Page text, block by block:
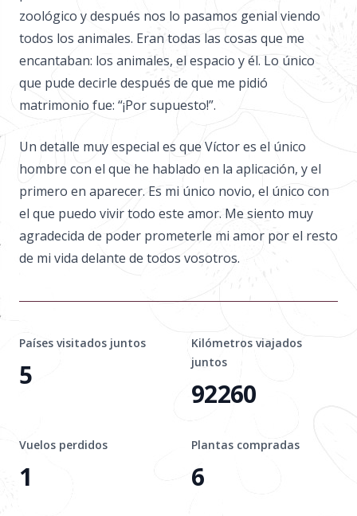
zoológico y después nos lo pasamos genial viendo
todos los animales. Eran todas las cosas que me
encantaban: los animales, el espacio y él. Lo único
que pude decirle después de que me pidió
matrimonio fue: “¡Por ​​supuesto!”.
Un detalle muy especial es que Víctor es el único
hombre con el que he hablado en la aplicación, y el
primero en aparecer. Es mi único novio, el único con
el que puedo vivir todo este amor. Me siento muy
agradecida de poder prometerle mi amor por el resto
de mi vida delante de todos vosotros.
Países visitados juntos
5
Kilómetros viajados
juntos
92260
Vuelos perdidos
1
Plantas compradas
6